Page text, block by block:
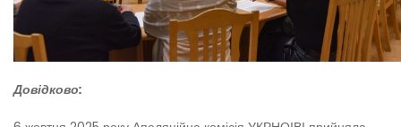
Довідково: